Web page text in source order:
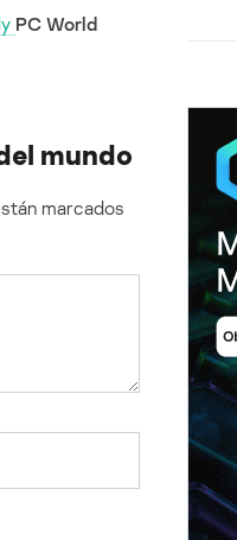
PC World
mundo
marcados